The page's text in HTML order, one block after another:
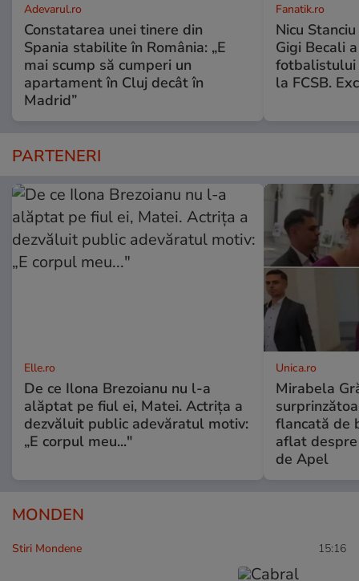
Adevarul.ro
Constatarea unei tinere din
Spania stabilite în România: „E
mai scump să cumperi un
apartament în Cluj decât în
Madrid”
Fanatik.ro
Nicu
Gigi Becali
fotbalistului
la FCSB.
PARTENERI
Elle.ro
De ce Ilona Brezoianu nu l-a
alăptat pe fiul ei, Matei. Actrița a
dezvăluit public adevăratul motiv:
„E corpul meu..."
Unica.ro
Mirabela
flancată de
aflat
de Apel
MONDEN
Stiri Mondene 15:16